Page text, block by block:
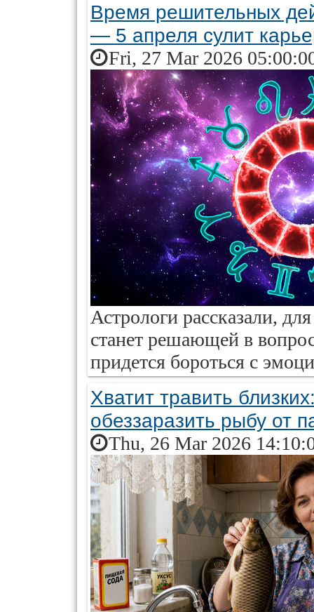
Время решительных
— 5 апреля сулит
Fri, 27 Mar 2026
Астрологи рассказали,
станет решающей в
придется бороться с
Хватит травить
обеззаразить рыбу от
Thu, 26 Mar 2026